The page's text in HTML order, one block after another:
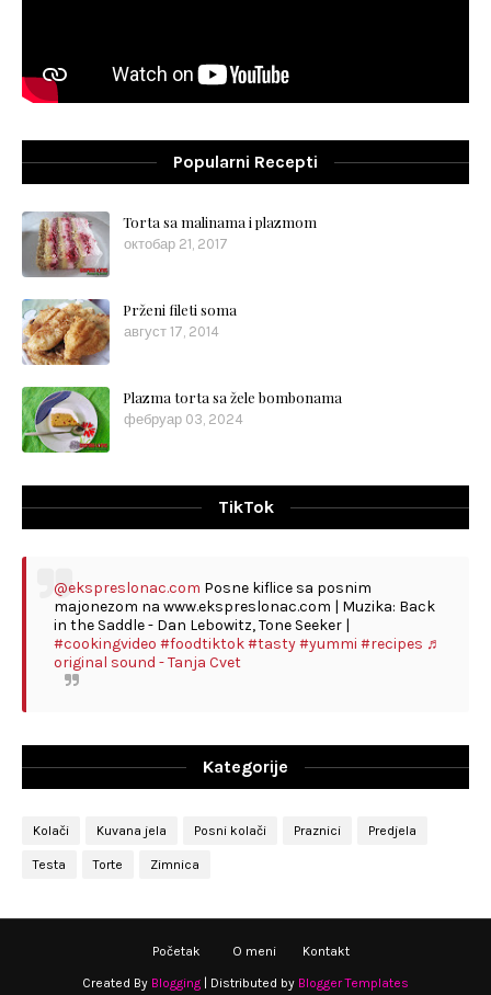
Popularni Recepti
Torta sa malinama i plazmom
октобар 21, 2017
Prženi fileti soma
август 17, 2014
Plazma torta sa žele bombonama
фебруар 03, 2024
TikTok
@ekspreslonac.com Posne kiflice sa posnim
majonezom na www.ekspreslonac.com | Muzika: Back
in the Saddle - Dan Lebowitz, Tone Seeker |
#cookingvideo #foodtiktok#tasty#yummi #recipes ♬
original sound - Tanja Cvet
Kategorije
Kolači Kuvana jela Posni kolači Praznici Predjela
Testa Torte Zimnica
Početak O meni Kontakt
Created By Blogging | Distributed by Blogger Templates